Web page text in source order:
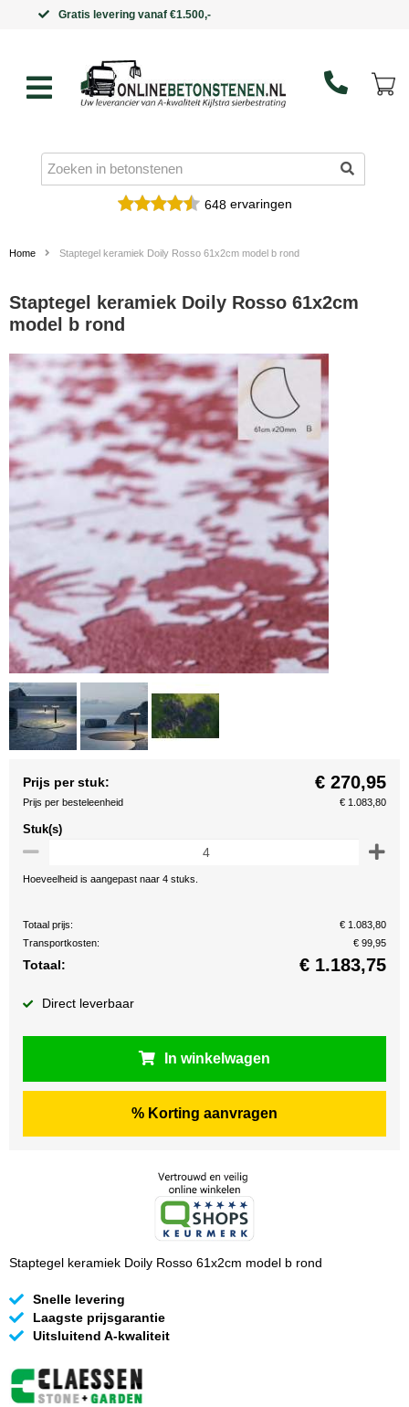
Binnen 5 werkdagen in huis
648ervaringen
Home Staptegel keramiek Doily Rosso 61x2cm model b rond
Staptegel keramiek Doily Rosso 61x2cm
model b rond
Prijs per stuk: € 270,95
Prijs per besteleenheid € 1.083,80
Stuk(s)
Hoeveelheid is aangepast naar 4 stuks.
Totaal prijs:
€ 1.083,80
Transportkosten:
€ 99,95
Totaal: € 1.183,75
Direct leverbaar
In winkelwagen
% Korting aanvragen
Staptegel keramiek Doily Rosso 61x2cm model b rond
Snelle levering
Laagste prijsgarantie
Uitsluitend A-kwaliteit